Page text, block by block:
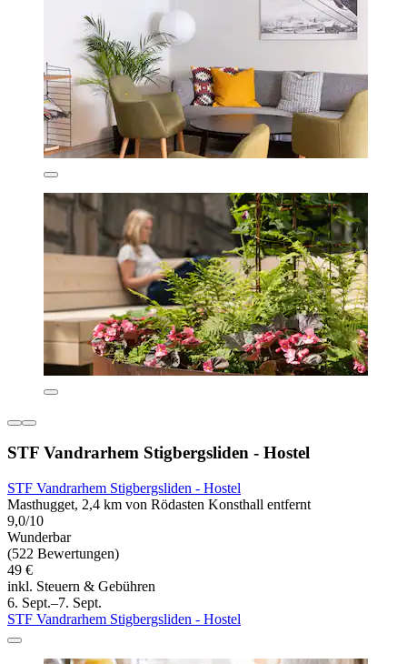
STF Vandrarhem Stigbergsliden - Hostel
STF Vandrarhem Stigbergsliden - Hostel
Masthugget, 2,4 km von Rödasten Konsthall entfernt
9,0/10
Wunderbar
(522 Bewertungen)
49 €
inkl. Steuern & Gebühren
6. Sept.–7. Sept.
STF Vandrarhem Stigbergsliden - Hostel